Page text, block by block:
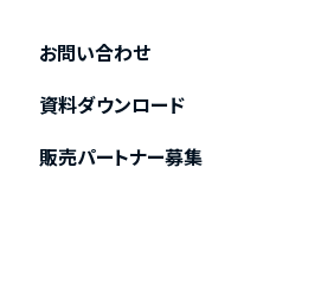
お問い合わせ
資料ダウンロード
販売パートナー募集